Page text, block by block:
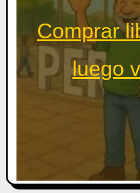
Comprar
luego